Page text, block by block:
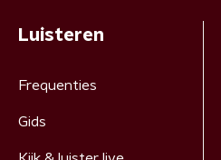
Luisteren
Frequenties
Gids